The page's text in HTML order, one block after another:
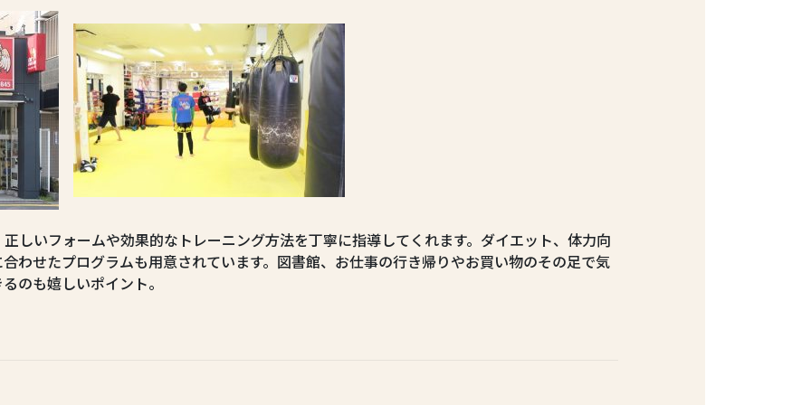
しいフォームや効果的なトレーニング方法を丁寧に指導してくれます。ダイエット、体力向
わせたプログラムも用意されています。図書館、お仕事の行き帰りやお買い物のその足で気
のも嬉しいポイント。